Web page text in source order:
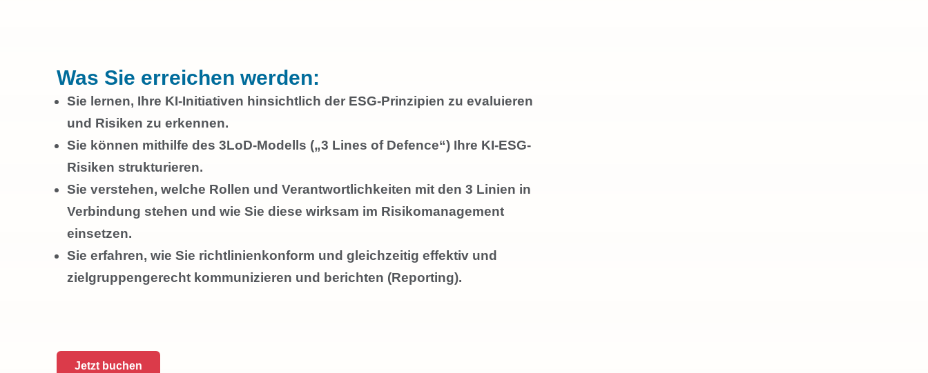
Was Sie erreichen werden:
Sie lernen, Ihre KI-Initiativen hinsichtlich der ESG-Prinzipien zu evaluieren
und Risiken zu erkennen.
Sie können mithilfe des 3LoD-Modells („3 Lines of Defence“) Ihre KI-ESG-
Risiken strukturieren.
Sie verstehen, welche Rollen und Verantwortlichkeiten mit den 3 Linien in
Verbindung stehen und wie Sie diese wirksam im Risikomanagement
einsetzen.
Sie erfahren, wie Sie richtlinienkonform und gleichzeitig effektiv und
zielgruppengerecht kommunizieren und berichten (Reporting).
Jetzt buchen